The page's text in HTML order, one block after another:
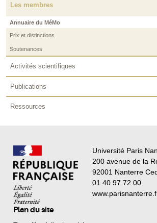
Les membres
Annuaire du MéMo
Prix et distinctions
Soutenances
Activités scientifiques
Publications
Ressources
Université Paris
200 avenue de la
92001 Nanterre
01 40 97 72 00
Plan du site